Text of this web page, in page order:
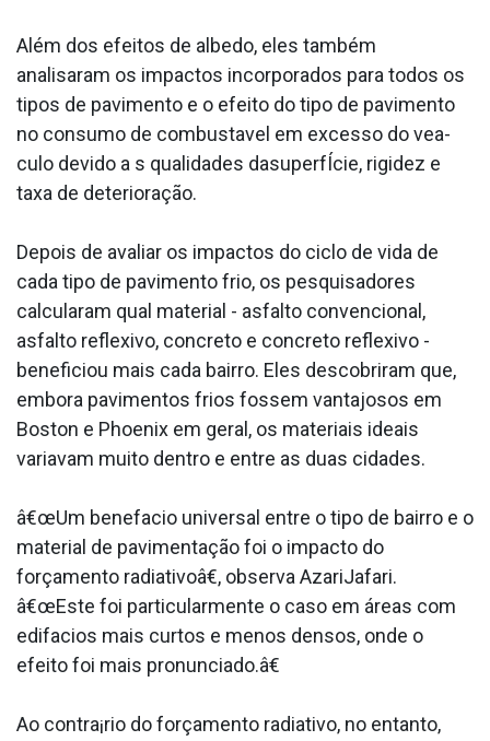
Além dos efeitos de albedo, eles também
analisaram os impactos incorporados para todos os
tipos de pavimento e o efeito do tipo de pavimento
no consumo de combusta­vel em excesso do vea­
culo devido a s qualidades dasuperfÍcie, rigidez e
taxa de deterioração.
Depois de avaliar os impactos do ciclo de vida de
cada tipo de pavimento frio, os pesquisadores
calcularam qual material - asfalto convencional,
asfalto reflexivo, concreto e concreto reflexivo -
beneficiou mais cada bairro. Eles descobriram que,
embora pavimentos frios fossem vantajosos em
Boston e Phoenix em geral, os materiais ideais
variavam muito dentro e entre as duas cidades.
â€œUm benefa­cio universal entre o tipo de bairro e o
material de pavimentação foi o impacto do
forçamento radiativoâ€, observa AzariJafari.
â€œEste foi particularmente o caso em áreas com
edifa­cios mais curtos e menos densos, onde o
efeito foi mais pronunciado.â€
Ao contra¡rio do forçamento radiativo, no entanto,